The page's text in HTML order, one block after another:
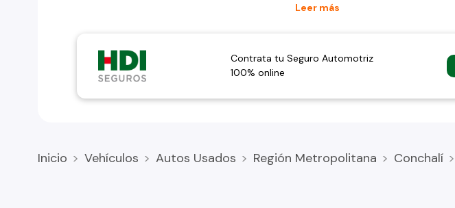
Leer más
Contrata tu Seguro Automotriz
100% online
Inicio Vehículos Autos Usados Región Metropolitana Conchalí